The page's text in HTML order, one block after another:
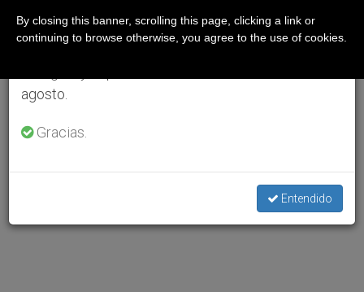
agosto.
Gracias.
Entendido
By closing this banner, scrolling this page, clicking a link or
continuing to browse otherwise, you agree to the use of cookies.